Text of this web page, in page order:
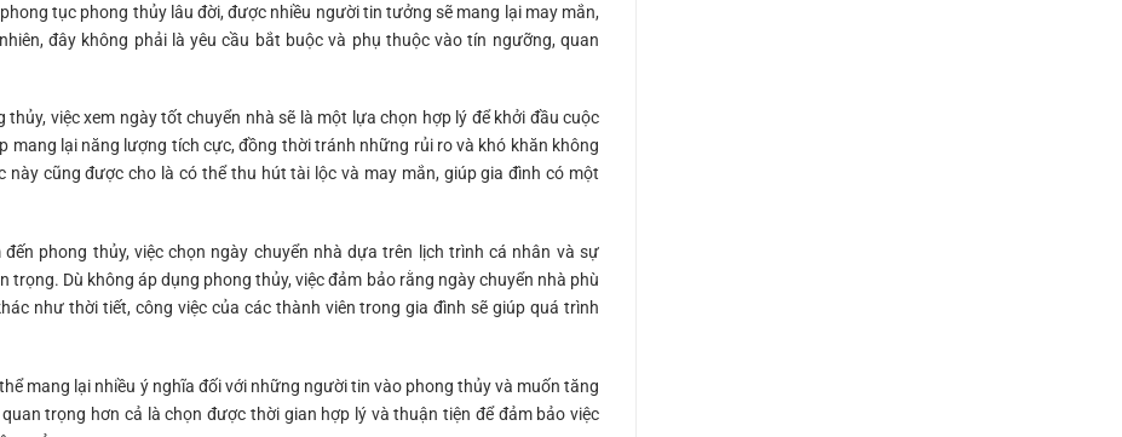
tục phong thủy lâu đời, được nhiều người tin tưởng sẽ mang lại may mắn,
đây không phải là yêu cầu bắt buộc và phụ thuộc vào tín ngưỡng, quan
việc xem ngày tốt chuyển nhà sẽ là một lựa chọn hợp lý để khởi đầu cuộc
mang lại năng lượng tích cực, đồng thời tránh những rủi ro và khó khăn không
này cũng được cho là có thể thu hút tài lộc và may mắn, giúp gia đình có một
phong thủy, việc chọn ngày chuyển nhà dựa trên lịch trình cá nhân và sự
trọng. Dù không áp dụng phong thủy, việc đảm bảo rằng ngày chuyển nhà phù
như thời tiết, công việc của các thành viên trong gia đình sẽ giúp quá trình
mang lại nhiều ý nghĩa đối với những người tin vào phong thủy và muốn tăng
trọng hơn cả là chọn được thời gian hợp lý và thuận tiện để đảm bảo việc